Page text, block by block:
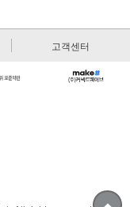
고객센터